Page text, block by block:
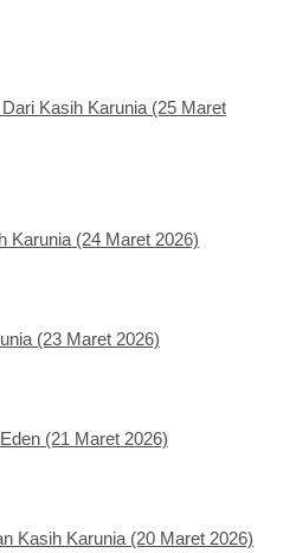
Kasih Karunia (25 Maret
Karunia (24 Maret 2026)
(23 Maret 2026)
(21 Maret 2026)
Kasih Karunia (20 Maret 2026)